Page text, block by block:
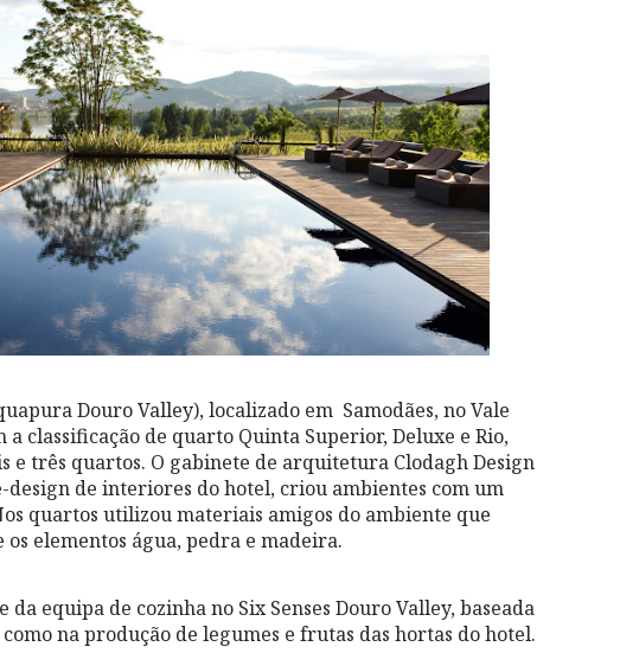
Douro Valley), localizado em Samodães, no Vale
a classificação de quarto Quinta Superior, Deluxe e Rio,
e três quartos. O gabinete de arquitetura Clodagh Design
de interiores do hotel, criou ambientes com um
quartos utilizou materiais amigos do ambiente que
elementos água, pedra e madeira.
equipa de cozinha no Six Senses Douro Valley, baseada
na produção de legumes e frutas das hortas do hotel.